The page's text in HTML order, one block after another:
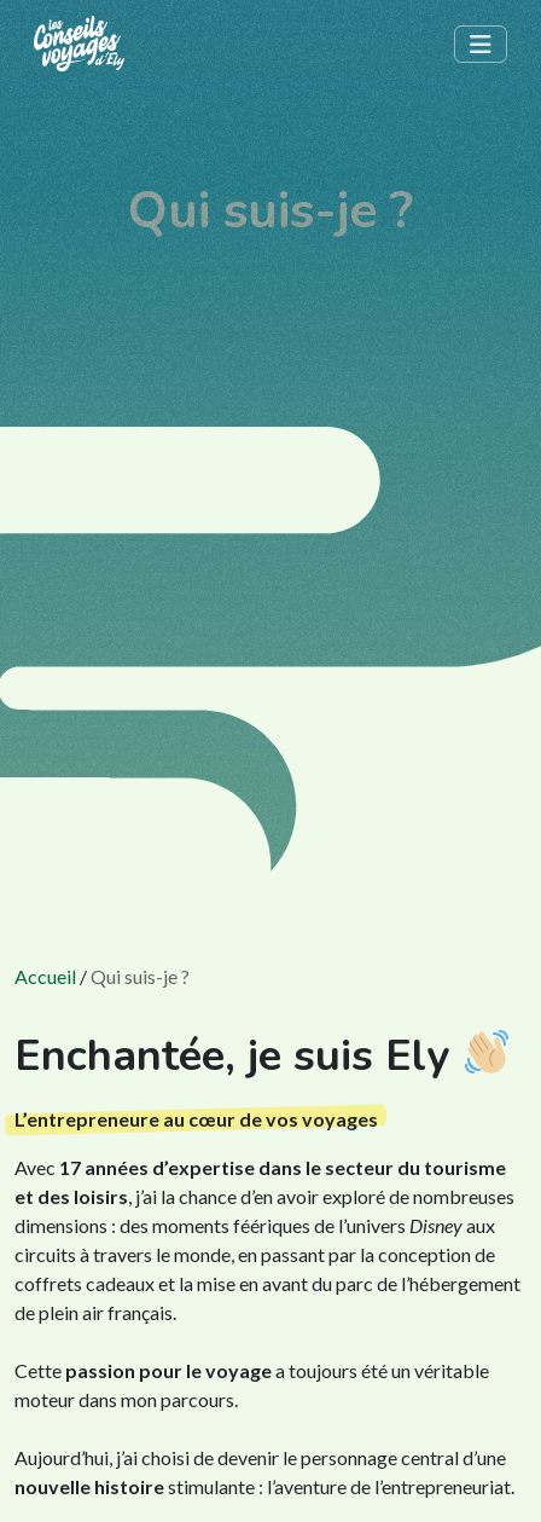
Qui suis-je ?
Accueil /Qui suis-je ?
Enchantée, je suis Ely
L’entrepreneure au cœur de vos voyages
Avec 17 années d’expertise dans le secteur du tourisme
et des loisirs, j’ai la chance d’en avoir exploré de nombreuses
dimensions : des moments féériques de l’univers Disneyaux
circuits à travers le monde, en passant par la conception de
coffrets cadeaux et la mise en avant du parc de l’hébergement
de plein air français.
Cette passion pour le voyagea toujours été un véritable
moteur dans mon parcours.
Aujourd’hui, j’ai choisi de devenir le personnage central d’une
nouvelle histoirestimulante : l’aventure de l’entrepreneuriat.